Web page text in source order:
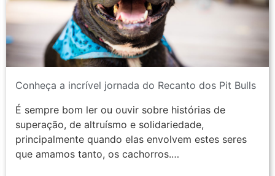
Conheça a incrível jornada do Recanto dos Pit Bulls
É sempre bom ler ou ouvir sobre histórias de
superação, de altruísmo e solidariedade,
principalmente quando elas envolvem estes seres
que amamos tanto, os cachorros.…